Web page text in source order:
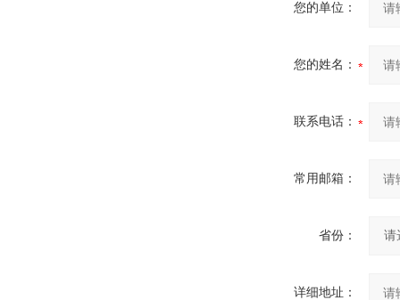
您的单位：
您的姓名：
联系电话：
常用邮箱：
省份：
详细地址：